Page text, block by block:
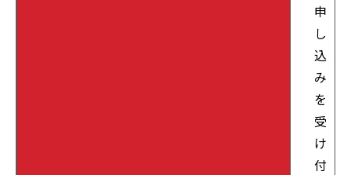
申
し
込
み
を
受
け
付